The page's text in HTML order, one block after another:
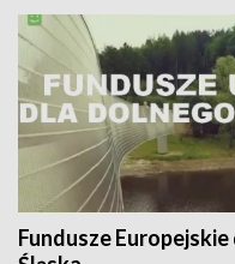
Fundusze